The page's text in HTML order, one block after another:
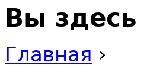
Вы здесь
Главная ›